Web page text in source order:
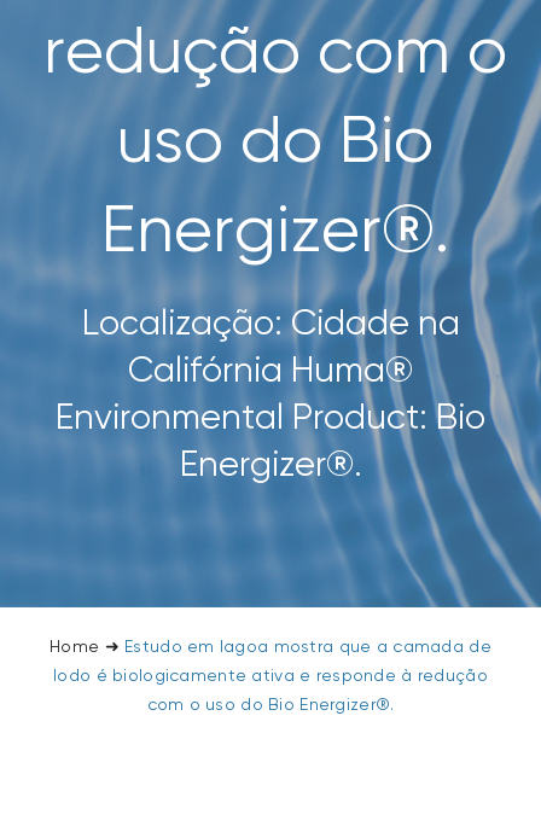
redução com o
uso do Bio
Energizer®.
Localização: Cidade na
Califórnia Huma®
Environmental Product: Bio
Energizer®.
Home ➜ Estudo em lagoa mostra que a camada de
lodo é biologicamente ativa e responde à redução
com o uso do Bio Energizer®.